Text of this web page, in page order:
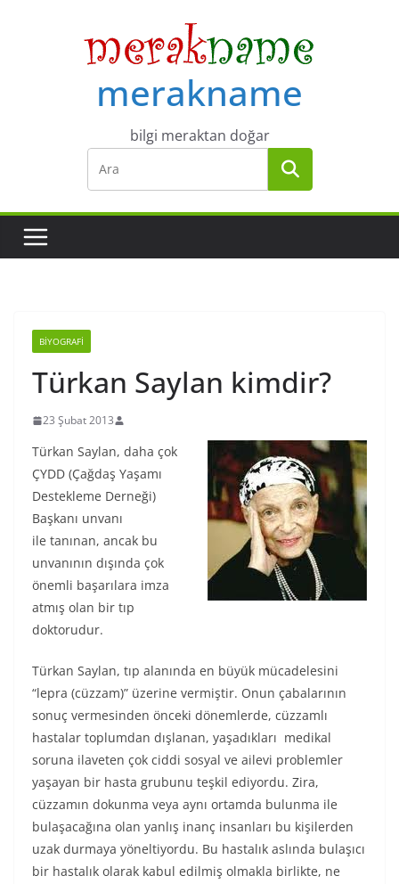
merakname
bilgi meraktan doğar
BIYOGRAFI
Türkan Saylan kimdir?
23 Şubat 2013
Türkan Saylan, daha çok
ÇYDD (Çağdaş Yaşamı
Destekleme Derneği)
Başkanı unvanı
ile tanınan, ancak bu
unvanının dışında çok
önemli başarılara imza
atmış olan bir tıp
doktorudur.
Türkan Saylan, tıp alanında en büyük mücadelesini
“lepra (cüzzam)” üzerine vermiştir. Onun çabalarının
sonuç vermesinden önceki dönemlerde, cüzzamlı
hastalar toplumdan dışlanan, yaşadıkları medikal
soruna ilaveten çok ciddi sosyal ve ailevi problemler
yaşayan bir hasta grubunu teşkil ediyordu. Zira,
cüzzamın dokunma veya aynı ortamda bulunma ile
bulaşacağına olan yanlış inanç insanları bu kişilerden
uzak durmaya yöneltiyordu. Bu hastalık aslında bulaşıcı
bir hastalık olarak kabul edilmiş olmakla birlikte, ne